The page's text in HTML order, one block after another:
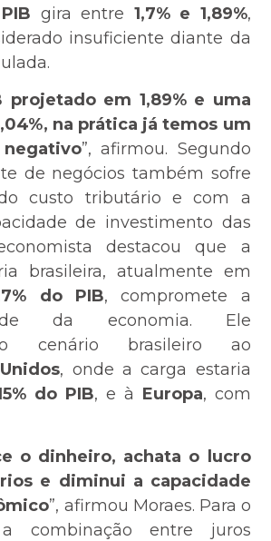
PIB gira entre 1,7% e 1,89%,
insuficiente diante da
projetado em 1,89% e uma
na prática já temos um
”, afirmou. Segundo
de negócios também sofre
custo tributário e com a
de investimento das
destacou que a
brasileira, atualmente em
do PIB, compromete a
da economia. Ele
cenário brasileiro ao
, onde a carga estaria
do PIB, e à Europa, com
o dinheiro, achata o lucro
e diminui a capacidade
”, afirmou Moraes. Para o
a combinação entre juros